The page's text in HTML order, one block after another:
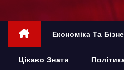
к
Економіка Та
Цікаво Знати